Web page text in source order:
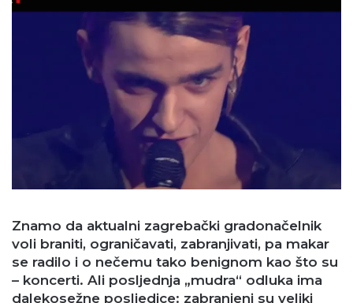
Znamo da aktualni zagrebački gradonačelnik
voli braniti, ograničavati, zabranjivati, pa makar
se radilo i o nečemu tako benignom kao što su
– koncerti. Ali posljednja „mudra“ odluka ima
dalekosežne posljedice: zabranjeni su veliki